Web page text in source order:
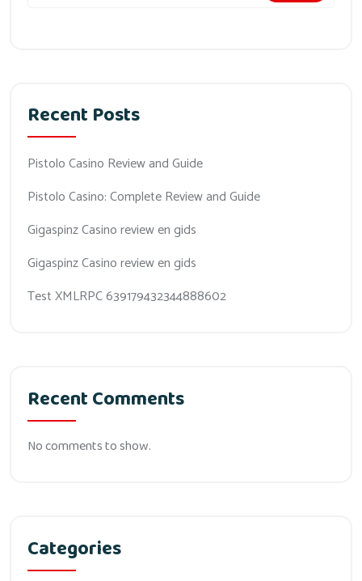
Recent Posts
Pistolo Casino Review and Guide
Pistolo Casino: Complete Review and Guide
Gigaspinz Casino review en gids
Gigaspinz Casino review en gids
Test XMLRPC 639179432344888602
Recent Comments
No comments to show.
Categories